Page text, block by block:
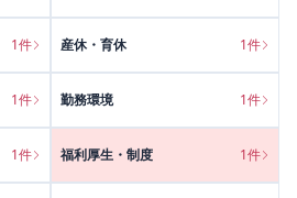
1件 産休・育休 1件
1件 勤務環境 1件
1件 福利厚生・制度 1件